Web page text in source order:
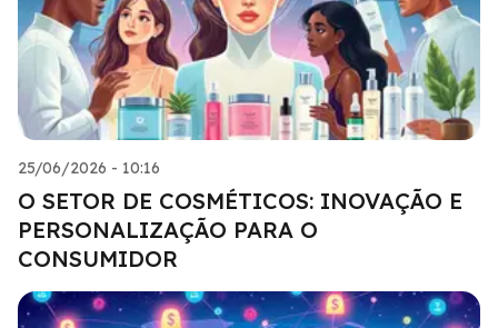
25/06/2026 - 10:16
O SETOR DE COSMÉTICOS: INOVAÇÃO E
PERSONALIZAÇÃO PARA O
CONSUMIDOR